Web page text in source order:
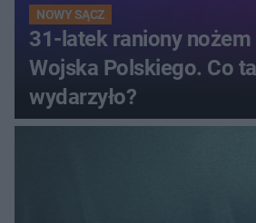
NOWY SĄCZ
31-latek raniony nożem
Wojska Polskiego. Co
wydarzyło?